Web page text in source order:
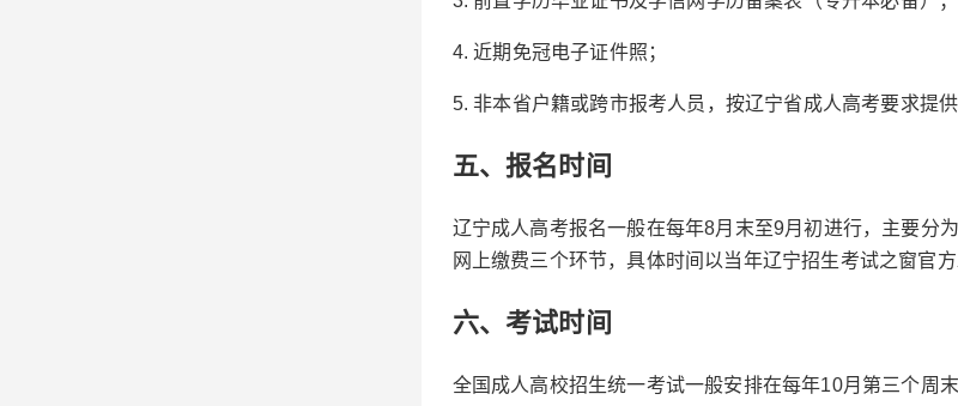
4. 近期免冠电子证件照；
5. 非本省户籍或跨市报考人员，按辽宁省成人高考要求提
五、报名时间
辽宁成人高考报名一般在每年8月末至9月初进行，主要分
网上缴费三个环节，具体时间以当年辽宁招生考试之窗官方
六、考试时间
全国成人高校招生统一考试一般安排在每年10月第三个周